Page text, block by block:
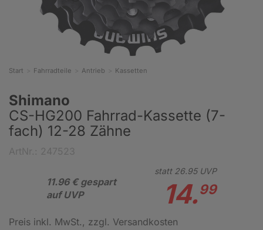
Start Fahrradteile Antrieb Kassetten
Shimano
CS-HG200 Fahrrad-Kassette (7-
fach) 12-28 Zähne
11.96 € gespart
auf UVP
statt 26.95UVP
14.99
Preis inkl. MwSt., zzgl. Versandkosten